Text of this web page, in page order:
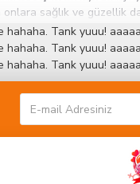
onlara sağlık ve güzellik
ürün yelpazesi ile
ve yenilikçi
Tank yuuu!
Tank yuuu!
Tank yuuu!